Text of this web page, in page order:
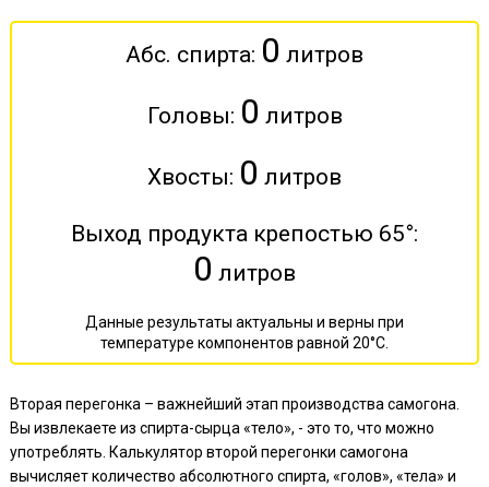
Абс. спирта: 0 литров
Головы: 0 литров
Хвосты: 0 литров
Выход продукта крепостью 65°:
0 литров
Данные результаты актуальны и верны при
температуре компонентов равной 20°С.
Вторая перегонка – важнейший этап производства самогона.
Вы извлекаете из спирта-сырца «тело», - это то, что можно
употреблять. Калькулятор второй перегонки самогона
вычисляет количество абсолютного спирта, «голов», «тела» и